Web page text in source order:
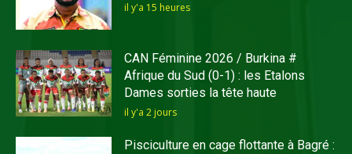
il y'a 15 heures
CAN Féminine 2026 / Burkina #
Afrique du Sud (0-1) : les Etalons
Dames sorties la tête haute
il y'a 2 jours
Pisciculture en cage flottante à Bagré :